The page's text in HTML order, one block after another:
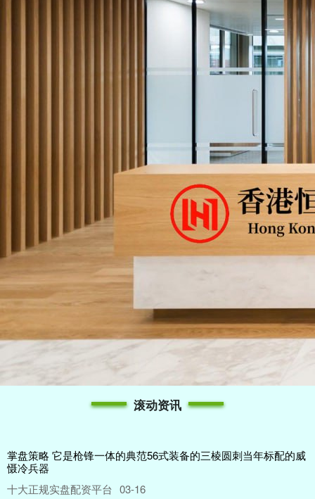
滚动资讯
掌盘策略 它是枪锋一体的典范56式装备的三棱圆刺当年标配的威
慑冷兵器
十大正规实盘配资平台 03-16